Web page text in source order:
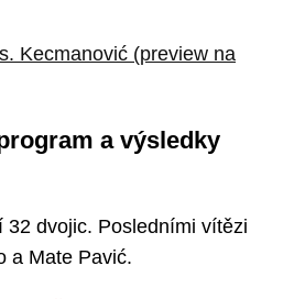
Kecmanović (preview na
a výsledky
32 dvojic. Posledními vítězi
a Mate Pavić.